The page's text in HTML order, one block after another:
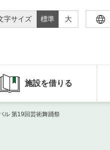
字サイズ 標準 大
施設を借りる
ル 第19回芸術舞踊祭